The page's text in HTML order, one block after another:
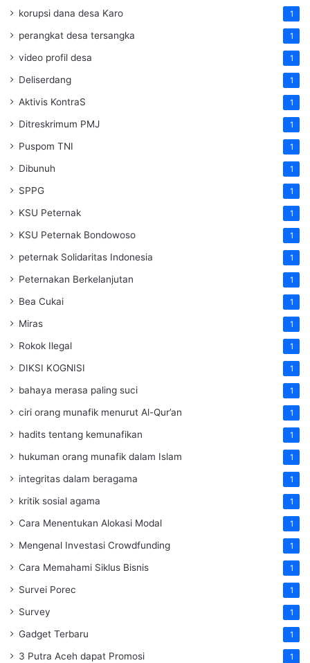
korupsi dana desa Karo 1
perangkat desa tersangka 1
video profil desa 1
Deliserdang 1
Aktivis KontraS 1
Ditreskrimum PMJ 1
Puspom TNI 1
Dibunuh 1
SPPG 1
KSU Peternak 1
KSU Peternak Bondowoso 1
peternak Solidaritas Indonesia 1
Peternakan Berkelanjutan 1
Bea Cukai 1
Miras 1
Rokok Ilegal 1
DIKSI KOGNISI 1
bahaya merasa paling suci 1
ciri orang munafik menurut Al-Qur’an 1
hadits tentang kemunafikan 1
hukuman orang munafik dalam Islam 1
integritas dalam beragama 1
kritik sosial agama 1
Cara Menentukan Alokasi Modal 1
Mengenal Investasi Crowdfunding 1
Cara Memahami Siklus Bisnis 1
Survei Porec 1
Survey 1
Gadget Terbaru 1
3 Putra Aceh dapat Promosi 1